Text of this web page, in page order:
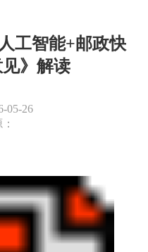
工智能+邮政快
》解读
05-26